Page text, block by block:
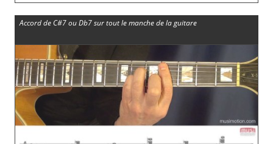
Accord de C#7 ou Db7 sur tout le manche de la guitare